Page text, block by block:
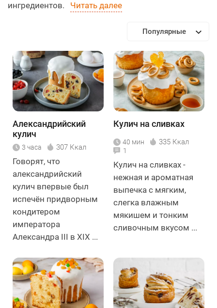
ингредиентов.
Читать далее
Популярные
Александрийский
кулич
3 часа 307 Ккал
Говорят, что
александрийский
кулич впервые был
испечён придворным
кондитером
императора
Александра III в XIX ...
Кулич на сливках
40 мин 335 Ккал
1
Кулич на сливках -
нежная и ароматная
выпечка с мягким,
слегка влажным
мякишем и тонким
сливочным вкусом ...